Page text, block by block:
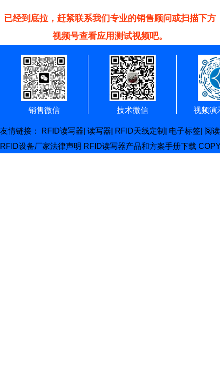
已经到底拉，赶紧联系我们专业的销售顾问或扫描下方
视频号查看应用测试视频吧。
销售微信 技术微信 视频演
友情链接： RFID读写器 读写器 RFID天线定制 电子标签 阅
RFID设备厂家法律声明 RFID读写器产品和方案手册下载